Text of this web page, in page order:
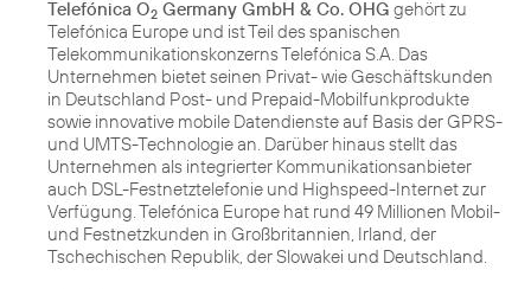
Telefónica O2 Germany GmbH & Co. OHG gehört zu
Telefónica Europe und ist Teil des spanischen
Telekommunikationskonzerns Telefónica S.A. Das
Unternehmen bietet seinen Privat- wie Geschäftskunden
in Deutschland Post- und Prepaid-Mobilfunkprodukte
sowie innovative mobile Datendienste auf Basis der GPRS-
und UMTS-Technologie an. Darüber hinaus stellt das
Unternehmen als integrierter Kommunikationsanbieter
auch DSL-Festnetztelefonie und Highspeed-Internet zur
Verfügung. Telefónica Europe hat rund 49 Millionen Mobil-
und Festnetzkunden in Großbritannien, Irland, der
Tschechischen Republik, der Slowakei und Deutschland.